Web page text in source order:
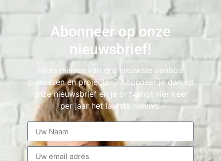
Abonneer op onze
nieuwsbrief!
Niets missen van ons nieuwste aanbod
cursussen en projecten? Abonneer je dan op
onze nieuwsbrief en je ontvangt vier keer
per jaar het laatste nieuws!